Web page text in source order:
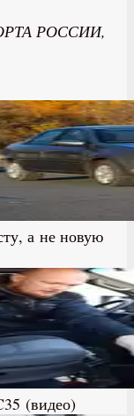
РОССИИ,
а не новую
(видео)